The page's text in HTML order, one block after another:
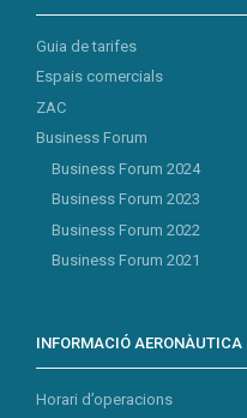
Guia de tarifes
Espais comercials
ZAC
Business Forum
Business Forum 2024
Business Forum 2023
Business Forum 2022
Business Forum 2021
INFORMACIÓ AERONÀUTICA
Horari d’operacions